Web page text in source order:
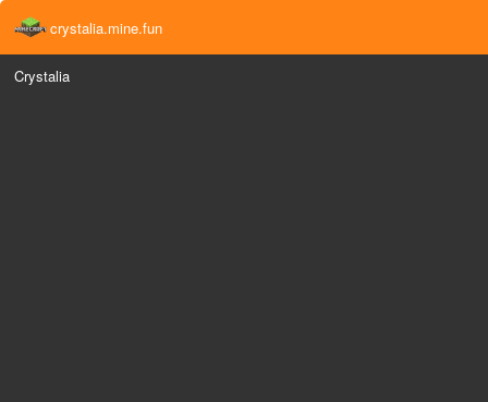
crystalia.mine.fun
Crystalia